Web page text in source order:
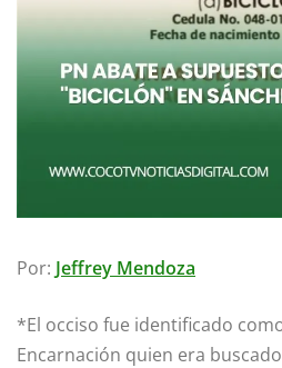
Por: Jeffrey Mendoza
*El occiso fue identificado
Encarnación quien era